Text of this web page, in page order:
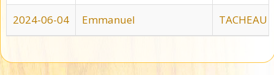
2024-06-04 Emmanuel TACHEAU